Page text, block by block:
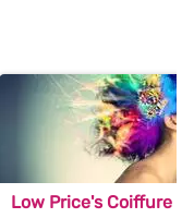
Low Price's Coiffure